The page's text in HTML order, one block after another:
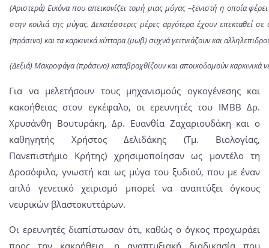
(Αριστερά) Εικόνα που απεικονίζει τομή μιας μύγας –ξενιστή η οποία
στην κοιλιά της μύγας. Δεκατέσσερις μέρες αργότερα έχουν επεκταθεί
(πράσινο) και τα καρκινικά κύτταρα (μωβ) συχνά γειτνιάζουν και
(Δεξιά) Μακροφάγα (πράσινο) καταβροχθίζουν και αποικοδομούν καρκινικά
Για να μελετήσουν τους μηχανισμούς ογκογένεσης και
κακοήθειας στον εγκέφαλο, οι ερευνητές του ΙΜΒΒ Δρ.
Χρυσάνθη Βουτυράκη, Δρ. Ευανθία Ζαχαριουδάκη και ο
καθηγητής Χρήστος Δελιδάκης (Τμ. Βιολογίας,
Πανεπιστήμιο Κρήτης) χρησιμοποίησαν ως μοντέλο τη
Δροσόφιλα, γνωστή και ως μύγα του ξυδιού, που με έναν
απλό γενετικό χειρισμό μπορεί να αναπτύξει όγκους
νευρικών βλαστοκυττάρων.
Οι ερευνητές διαπίστωσαν ότι, καθώς ο όγκος προχωράει
προς την κακοήθεια, η αναπτυξιακή διαδικασία που